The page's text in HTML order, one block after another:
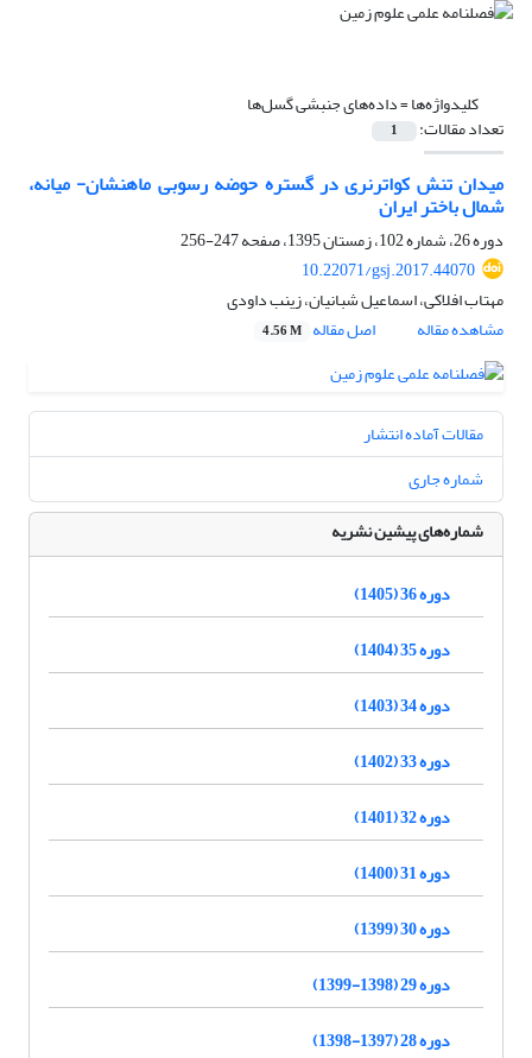
کلیدواژه‌ها =داده‌های جنبشی گسل‌ها
تعداد مقالات: 1
میدان تنش کواترنری در گستره حوضه رسوبی ماهنشان- میانه،
شمال‌ باختر ایران
دوره 26، شماره 102، زمستان 1395، صفحه
247-256
10.22071/gsj.2017.44070
مهتاب افلاکی، اسماعیل شبانیان، زینب داودی
مشاهده مقاله
اصل مقاله 4.56 M
مقالات آماده انتشار
شماره جاری
شماره‌های پیشین نشریه
دوره 36 (1405)
دوره 35 (1404)
دوره 34 (1403)
دوره 33 (1402)
دوره 32 (1401)
دوره 31 (1400)
دوره 30 (1399)
دوره 29 (1398-1399)
دوره 28 (1397-1398)